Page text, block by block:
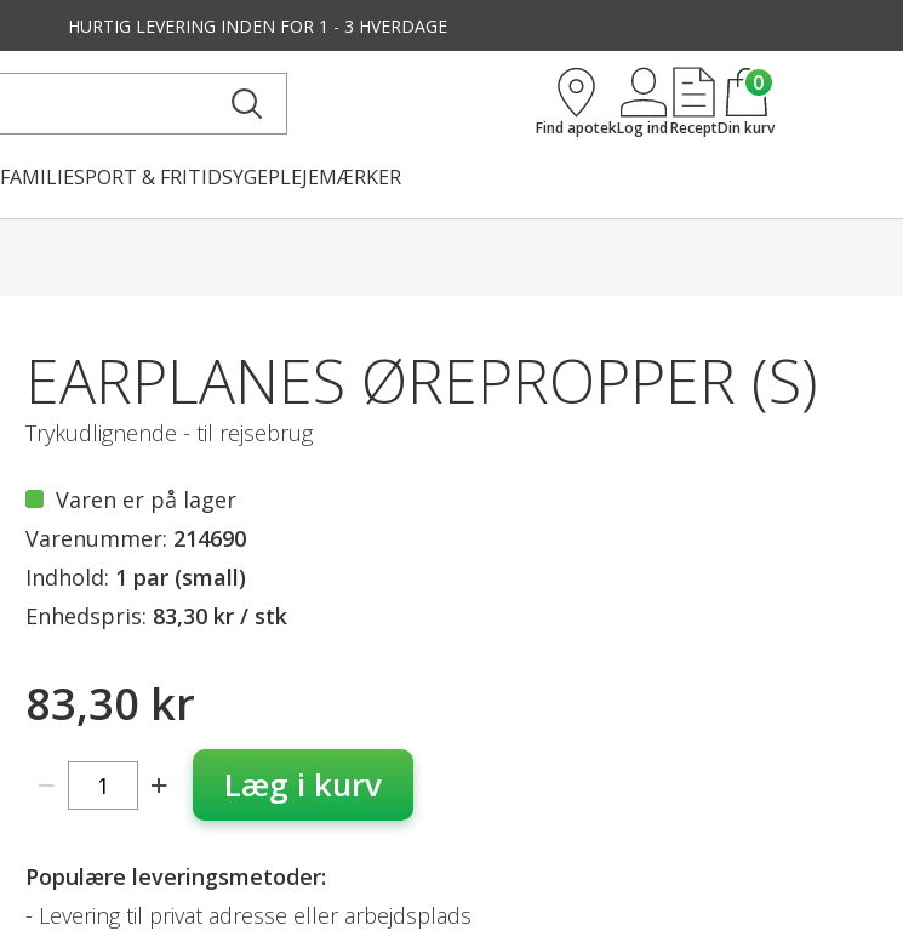
HURTIG LEVERING INDEN FOR 1 - 3 HVERDAGE
FAMILIESPORT & FRITIDSYGEPLEJEMÆRKER
Find apotekLog indRecept
0
Din kurv
EARPLANES ØREPROPPER (S)
Trykudlignende - til rejsebrug
Varen er på lager
Varenummer: 214690
Indhold: 1 par (small)
Enhedspris: 83,30 kr / stk
83,30 kr
Læg i kurv
Populære leveringsmetoder:
Levering til privat adresse eller arbejdsplads